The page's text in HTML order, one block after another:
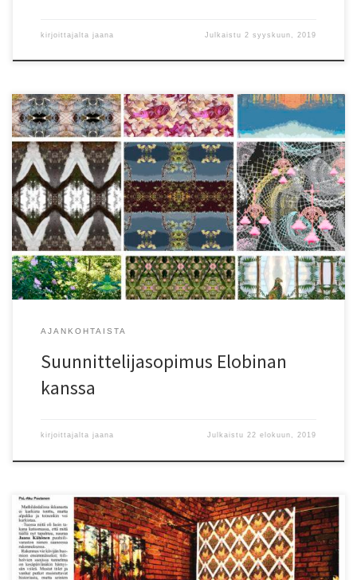
kirjoittajalta jaana Julkaistu2 syyskuun, 2019
Olen solminut suunnittelijasopimuksen digitaaliseen
tekstiilipainatukseen erikoistuneen Elobinan kanssa. Voit jo nyt
valita jonkun 15 kuosistani (lisää tulossa) ja painattaa sen usealle eri
kangasvaihtoehdolle tai tekstiilituotteelle. Tervetuloa
tutustumaan: https://www.elobina.fi/…/…/kuosit/suunnittelijat/djk-
design/
AJANKOHTAISTA
Suunnittelijasopimus Elobinan
kanssa
kirjoittajalta jaana Julkaistu22 elokuun, 2019